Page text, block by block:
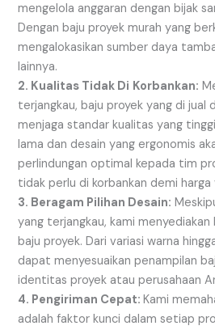
mengelola anggaran dengan bijak
Dengan baju proyek murah yang
mengalokasikan sumber daya
lainnya.
2. Kualitas Tidak Di Korbankan:
terjangkau, baju proyek yang di
menjaga standar kualitas yang
lama dan desain yang ergonomis
perlindungan optimal kepada tim
tidak perlu di korbankan demi harga
3. Beragam Pilihan Desain:
yang terjangkau, kami
baju proyek. Dari variasi warna
dapat menyesuaikan penampilan
identitas proyek atau perusahaan
4. Pengiriman Cepat:Kami
adalah faktor kunci dalam setiap